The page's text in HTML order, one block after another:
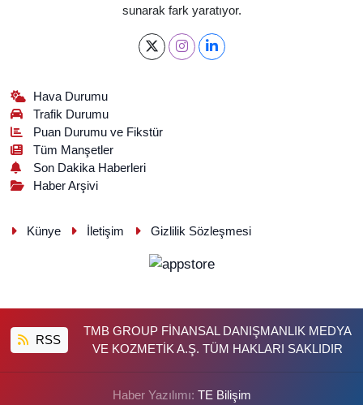
sunarak fark yaratıyor.
Hava Durumu
Trafik Durumu
Puan Durumu ve Fikstür
Tüm Manşetler
Son Dakika Haberleri
Haber Arşivi
Künye İletişim Gizlilik Sözleşmesi
RSS
TMB GROUP FİNANSAL DANIŞMANLIK MEDYA
VE KOZMETİK A.Ş. TÜM HAKLARI SAKLIDIR
Haber Yazılımı: TE Bilişim